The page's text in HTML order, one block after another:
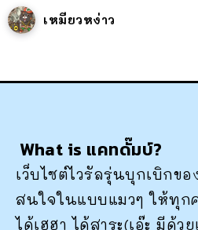
เหมียวหง่าว
What is แคทดั๊มบ์?
เว็บไซต์ไวรัลรุ่นบุกเบิกขอ
สนใจในแบบแมวๆ ให้ทุก
ได้เฮฮา ได้สาระ(เอ๊ะ มีด้ว